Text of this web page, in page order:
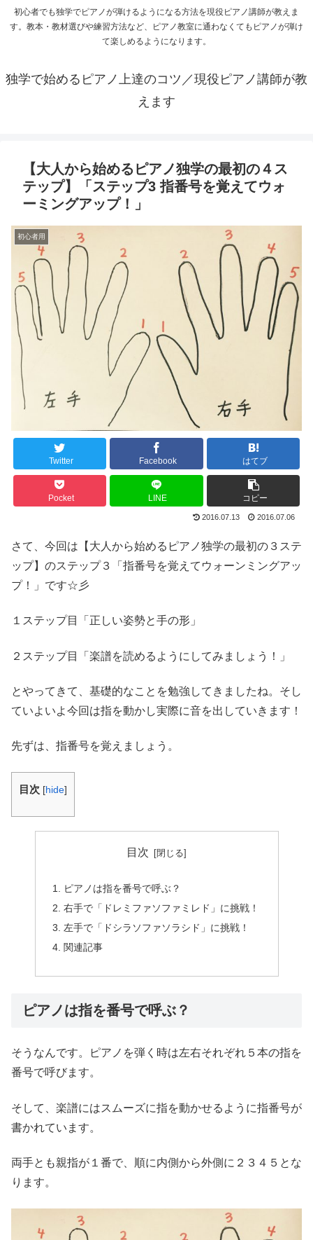
初心者でも独学でピアノが弾けるようになる方法を現役ピアノ講師が教えま
す。教本・教材選びや練習方法など、ピアノ教室に通わなくてもピアノが弾け
て楽しめるようになります。
独学で始めるピアノ上達のコツ／現役ピアノ講師が教
えます
【大人から始めるピアノ独学の最初の４ス
テップ】「ステップ3 指番号を覚えてウォ
ーミングアップ！」
初心者用
Twitter Facebook はてブ
Pocket LINE コピー
2016.07.13 2016.07.06
さて、今回は【大人から始めるピアノ独学の最初の３ステ
ップ】のステップ３「指番号を覚えてウォーンミングアッ
プ！」です☆彡
１ステップ目「正しい姿勢と手の形」
２ステップ目「楽譜を読めるようにしてみましょう！」
とやってきて、基礎的なことを勉強してきましたね。そし
ていよいよ今回は指を動かし実際に音を出していきます！
先ずは、指番号を覚えましょう。
目次 [hide]
目次
ピアノは指を番号で呼ぶ？
右手で「ドレミファソファミレド」に挑戦！
左手で「ドシラソファソラシド」に挑戦！
関連記事
ピアノは指を番号で呼ぶ？
そうなんです。ピアノを弾く時は左右それぞれ５本の指を
番号で呼びます。
そして、楽譜にはスムーズに指を動かせるように指番号が
書かれています。
両手とも親指が１番で、順に内側から外側に２３４５とな
ります。